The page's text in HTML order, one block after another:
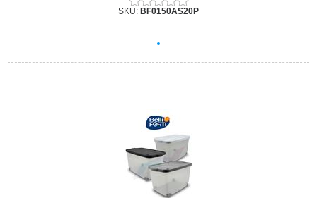
SKU: BF0150AS20P